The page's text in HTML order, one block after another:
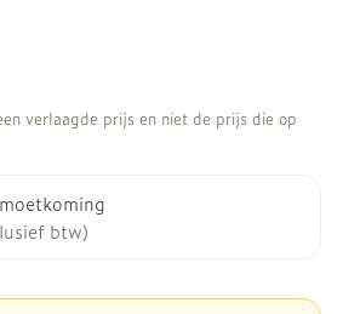
verlaagde prijs en niet de prijs die op
btw)